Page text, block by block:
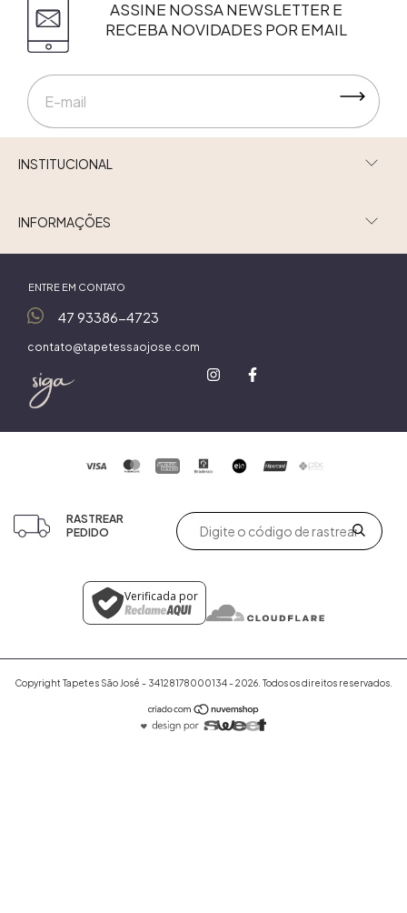
ASSINE NOSSA NEWSLETTER E
RECEBA NOVIDADES POR EMAIL
INSTITUCIONAL
INFORMAÇÕES
ENTRE EM CONTATO
47 93386-4723
contato@tapetessaojose.com
RASTREAR
PEDIDO
Verificada por
Copyright Tapetes São José - 34128178000134 - 2026. Todos os direitos reservados.